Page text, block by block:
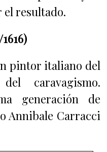
el resultado.
pintor italiano del
caravagismo.
generación de
Annibale Carracci